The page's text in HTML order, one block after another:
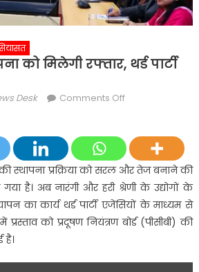
को मिलेगी रफ्तार, थर्ड पार्टी
Desk Comments Offon
उद्योग
स्थापना
को
मिलेगी
रफ्तार,
थर्ड
की स्थापना प्रक्रिया को सरल और तेज बनाने की
गया है। अब नारंगी और हरी श्रेणी के उद्योगों के
का कार्य थर्ड पार्टी एजेंसियों के माध्यम से
को प्रदूषण नियंत्रण बोर्ड (पीसीबी) की
है।